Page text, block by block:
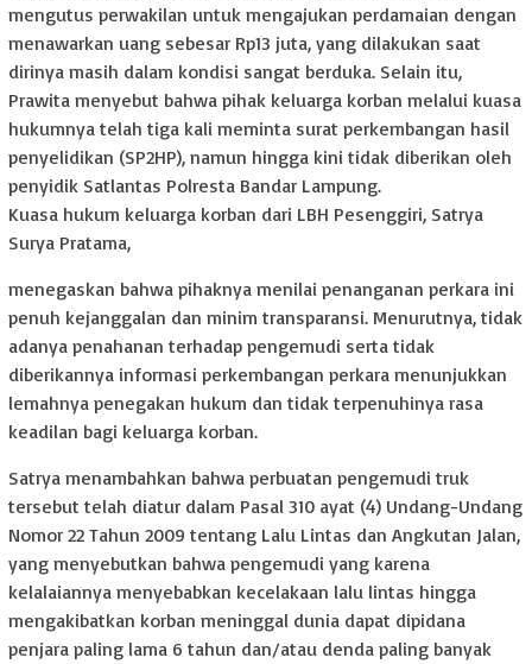
mengutus perwakilan untuk mengajukan perdamaian dengan
menawarkan uang sebesar Rp13 juta, yang dilakukan saat
dirinya masih dalam kondisi sangat berduka. Selain itu,
Prawita menyebut bahwa pihak keluarga korban melalui kuasa
hukumnya telah tiga kali meminta surat perkembangan hasil
penyelidikan (SP2HP), namun hingga kini tidak diberikan oleh
penyidik Satlantas Polresta Bandar Lampung.
Kuasa hukum keluarga korban dari LBH Pesenggiri, Satrya
Surya Pratama,
menegaskan bahwa pihaknya menilai penanganan perkara ini
penuh kejanggalan dan minim transparansi. Menurutnya, tidak
adanya penahanan terhadap pengemudi serta tidak
diberikannya informasi perkembangan perkara menunjukkan
lemahnya penegakan hukum dan tidak terpenuhinya rasa
keadilan bagi keluarga korban.
Satrya menambahkan bahwa perbuatan pengemudi truk
tersebut telah diatur dalam Pasal 310 ayat (4) Undang-Undang
Nomor 22 Tahun 2009 tentang Lalu Lintas dan Angkutan Jalan,
yang menyebutkan bahwa pengemudi yang karena
kelalaiannya menyebabkan kecelakaan lalu lintas hingga
mengakibatkan korban meninggal dunia dapat dipidana
penjara paling lama 6 tahun dan/atau denda paling banyak